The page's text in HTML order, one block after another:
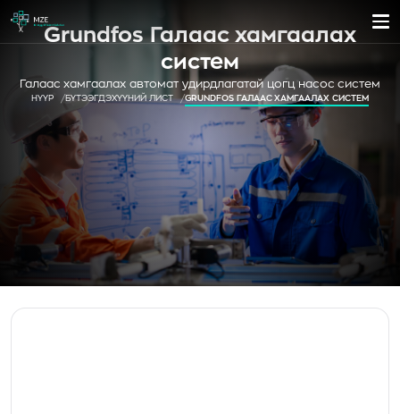
Grundfos Галаас хамгаалах
систем
Галаас хамгаалах автомат удирдлагатай цогц насос систем
НҮҮР БҮТЭЭГДЭХҮҮНИЙ ЛИСТ GRUNDFOS ГАЛААС ХАМГААЛАХ СИСТЕМ